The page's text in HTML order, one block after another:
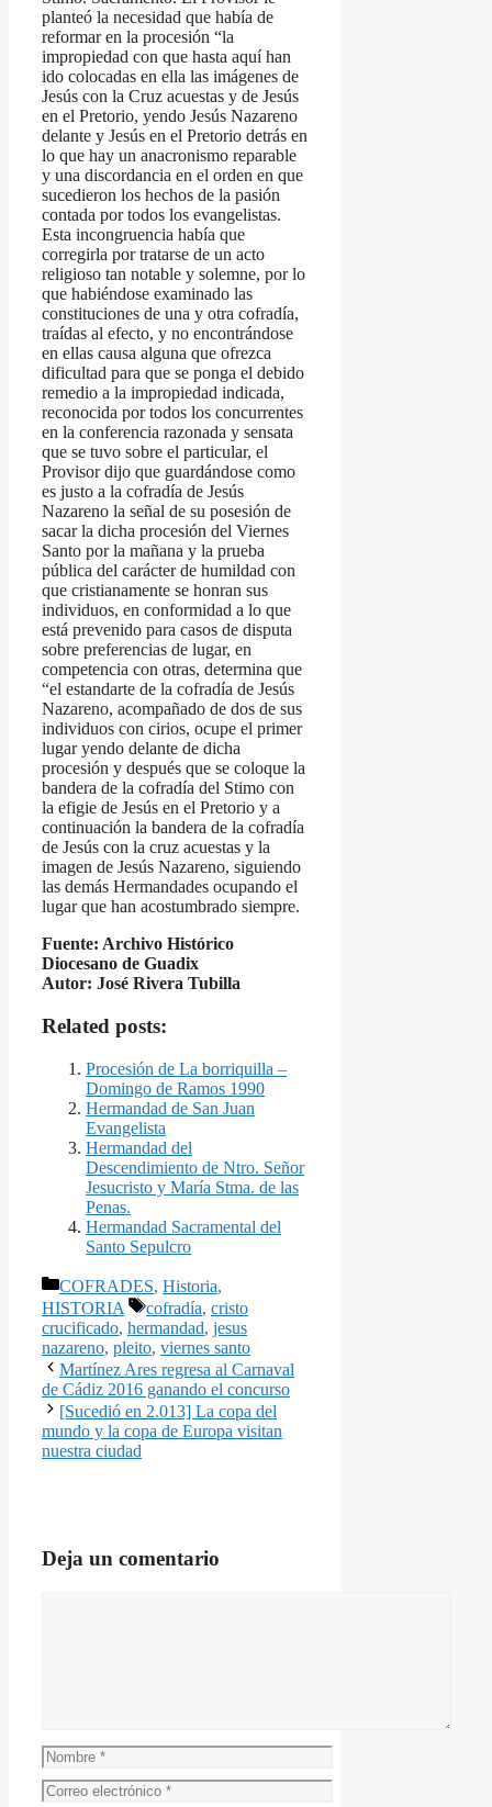
planteó la necesidad que había de
reformar en la procesión “la
impropiedad con que hasta aquí han
ido colocadas en ella las imágenes de
Jesús con la Cruz acuestas y de Jesús
en el Pretorio, yendo Jesús Nazareno
delante y Jesús en el Pretorio detrás en
lo que hay un anacronismo reparable
y una discordancia en el orden en que
sucedieron los hechos de la pasión
contada por todos los evangelistas.
Esta incongruencia había que
corregirla por tratarse de un acto
religioso tan notable y solemne, por lo
que habiéndose examinado las
constituciones de una y otra cofradía,
traídas al efecto, y no encontrándose
en ellas causa alguna que ofrezca
dificultad para que se ponga el debido
remedio a la impropiedad indicada,
reconocida por todos los concurrentes
en la conferencia razonada y sensata
que se tuvo sobre el particular, el
Provisor dijo que guardándose como
es justo a la cofradía de Jesús
Nazareno la señal de su posesión de
sacar la dicha procesión del Viernes
Santo por la mañana y la prueba
pública del carácter de humildad con
que cristianamente se honran sus
individuos, en conformidad a lo que
está prevenido para casos de disputa
sobre preferencias de lugar, en
competencia con otras, determina que
“el estandarte de la cofradía de Jesús
Nazareno, acompañado de dos de sus
individuos con cirios, ocupe el primer
lugar yendo delante de dicha
procesión y después que se coloque la
bandera de la cofradía del Stimo con
la efigie de Jesús en el Pretorio y a
continuación la bandera de la cofradía
de Jesús con la cruz acuestas y la
imagen de Jesús Nazareno, siguiendo
las demás Hermandades ocupando el
lugar que han acostumbrado siempre.
Fuente: Archivo Histórico
Diocesano de Guadix
Autor: José Rivera Tubilla
Related posts:
Procesión de La borriquilla –
Domingo de Ramos 1990
Hermandad de San Juan
Evangelista
Hermandad del
Descendimiento de Ntro. Señor
Jesucristo y María Stma. de las
Penas.
Hermandad Sacramental del
Santo Sepulcro
Categorías
COFRADES, Historia,
HISTORIA
Etiquetas
cofradía, cristo
crucificado, hermandad, jesus
nazareno, pleito, viernes santo
Martínez Ares regresa al Carnaval
de Cádiz 2016 ganando el concurso
[Sucedió en 2.013] La copa del
mundo y la copa de Europa visitan
nuestra ciudad
Deja un comentario
Nombre
Correo